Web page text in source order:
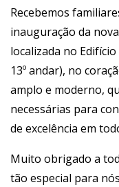
Recebemos
inauguração da
localizada no Edifício
13º andar), no
amplo e moderno,
necessárias para
de excelência em
Muito obrigado a
tão especial para